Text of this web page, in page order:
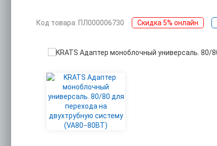
Код товара: ПЛ000006730 Скидка 5% онлайн